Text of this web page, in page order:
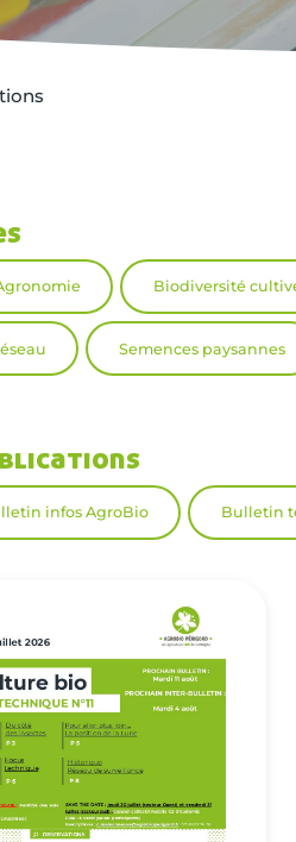
Biodiversité
Semences paysannes
infos AgroBio Bulletin